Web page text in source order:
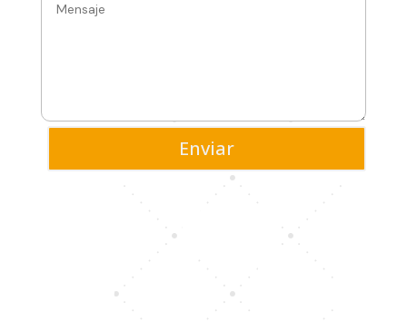
Enviar